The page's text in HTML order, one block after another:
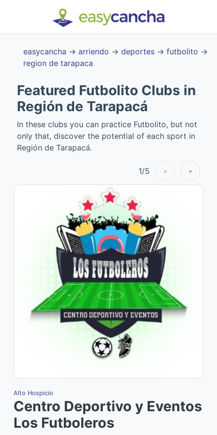
easycancha → arriendo → deportes → futbolito →
region de tarapaca
Alto Hospicio
Centro Deportivo y Eventos
Los Futboleros
Featured Futbolito Clubs in
Región de Tarapacá
In these clubs you can practice Futbolito, but not
only that, discover the potential of each sport in
Región de Tarapacá.
1/5 < >